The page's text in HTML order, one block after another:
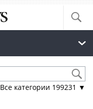
Все категории 199231 ▼